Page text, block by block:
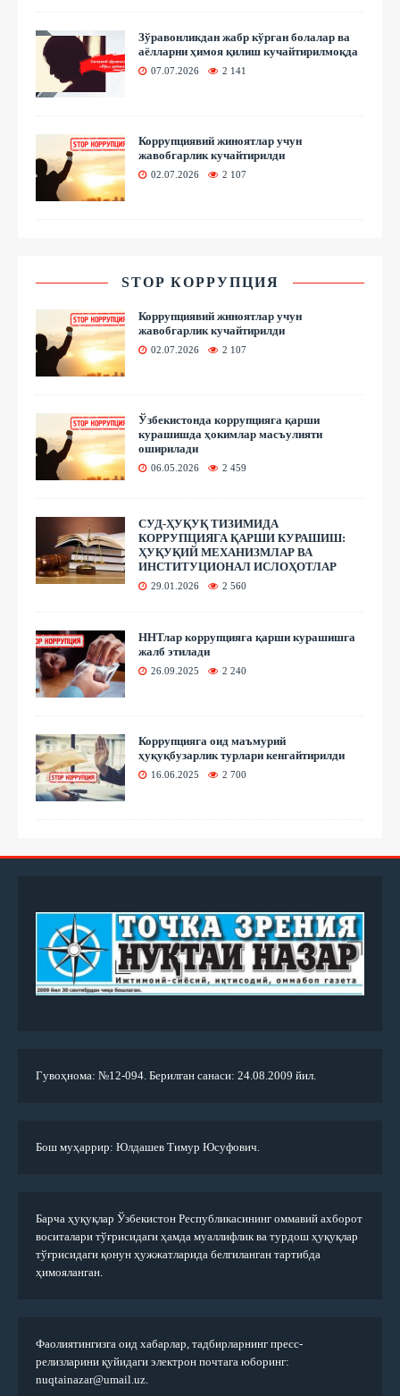
Зўравонликдан жабр кўрган болалар ва
аёлларни ҳимоя қилиш кучайтирилмоқда
07.07.2026 2 141
Коррупциявий жиноятлар учун
жавобгарлик кучайтирилди
02.07.2026 2 107
STOP КОРРУПЦИЯ
Коррупциявий жиноятлар учун
жавобгарлик кучайтирилди
02.07.2026 2 107
Ўзбекистонда коррупцияга қарши
курашишда ҳокимлар масъулияти
оширилади
06.05.2026 2 459
СУД-ҲУҚУҚ ТИЗИМИДА
КОРРУПЦИЯГА ҚАРШИ КУРАШИШ:
ҲУҚУҚИЙ МЕХАНИЗМЛАР ВА
ИНСТИТУЦИОНАЛ ИСЛОҲОТЛАР
29.01.2026 2 560
ННТлар коррупцияга қарши курашишга
жалб этилади
26.09.2025 2 240
Коррупцияга оид маъмурий
ҳуқуқбузарлик турлари кенгайтирилди
16.06.2025 2 700
Гувоҳнома: №12-094. Берилган санаси: 24.08.2009 йил.
Бош муҳаррир: Юлдашев Тимур Юсуфович.
Барча ҳуқуқлар Ўзбекистон Республикасининг оммавий ахборот
воситалари тўғрисидаги ҳамда муаллифлик ва турдош ҳуқуқлар
тўғрисидаги қонун ҳужжатларида белгиланган тартибда
ҳимояланган.
Фаолиятингизга оид хабарлар, тадбирларнинг пресс-
релизларини қуйидаги электрон почтага юборинг:
nuqtainazar@umail.uz.